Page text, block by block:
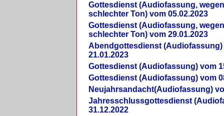
Gottesdienst (Audiofassung,
schlechter Ton) vom 05.02.2023
Gottesdienst (Audiofassung,
schlechter Ton) vom 29.01.2023
Abendgottesdienst (Audiofassung)
21.01.2023
Gottesdienst (Audiofassung) vom
Gottesdienst (Audiofassung) vom
Neujahrsandacht(Audiofassung)
Jahresschlussgottesdienst
31.12.2022